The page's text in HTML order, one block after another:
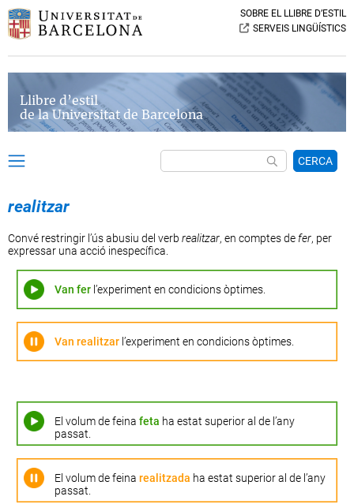
SOBRE EL LLIBRE D’ESTIL
SERVEIS LINGÜÍSTICS
Llibre d’estil
de la Universitat de Barcelona
CERCA
realitzar
Convé restringir l’ús abusiu del verb realitzar, en comptes de fer, per
expressar una acció inespecífica.
Van fer l’experiment en condicions òptimes.
Van realitzar l’experiment en condicions òptimes.
El volum de feinafeta ha estat superior al de l’any
passat.
El volum de feinarealitzada ha estat superior al de l’any
passat.